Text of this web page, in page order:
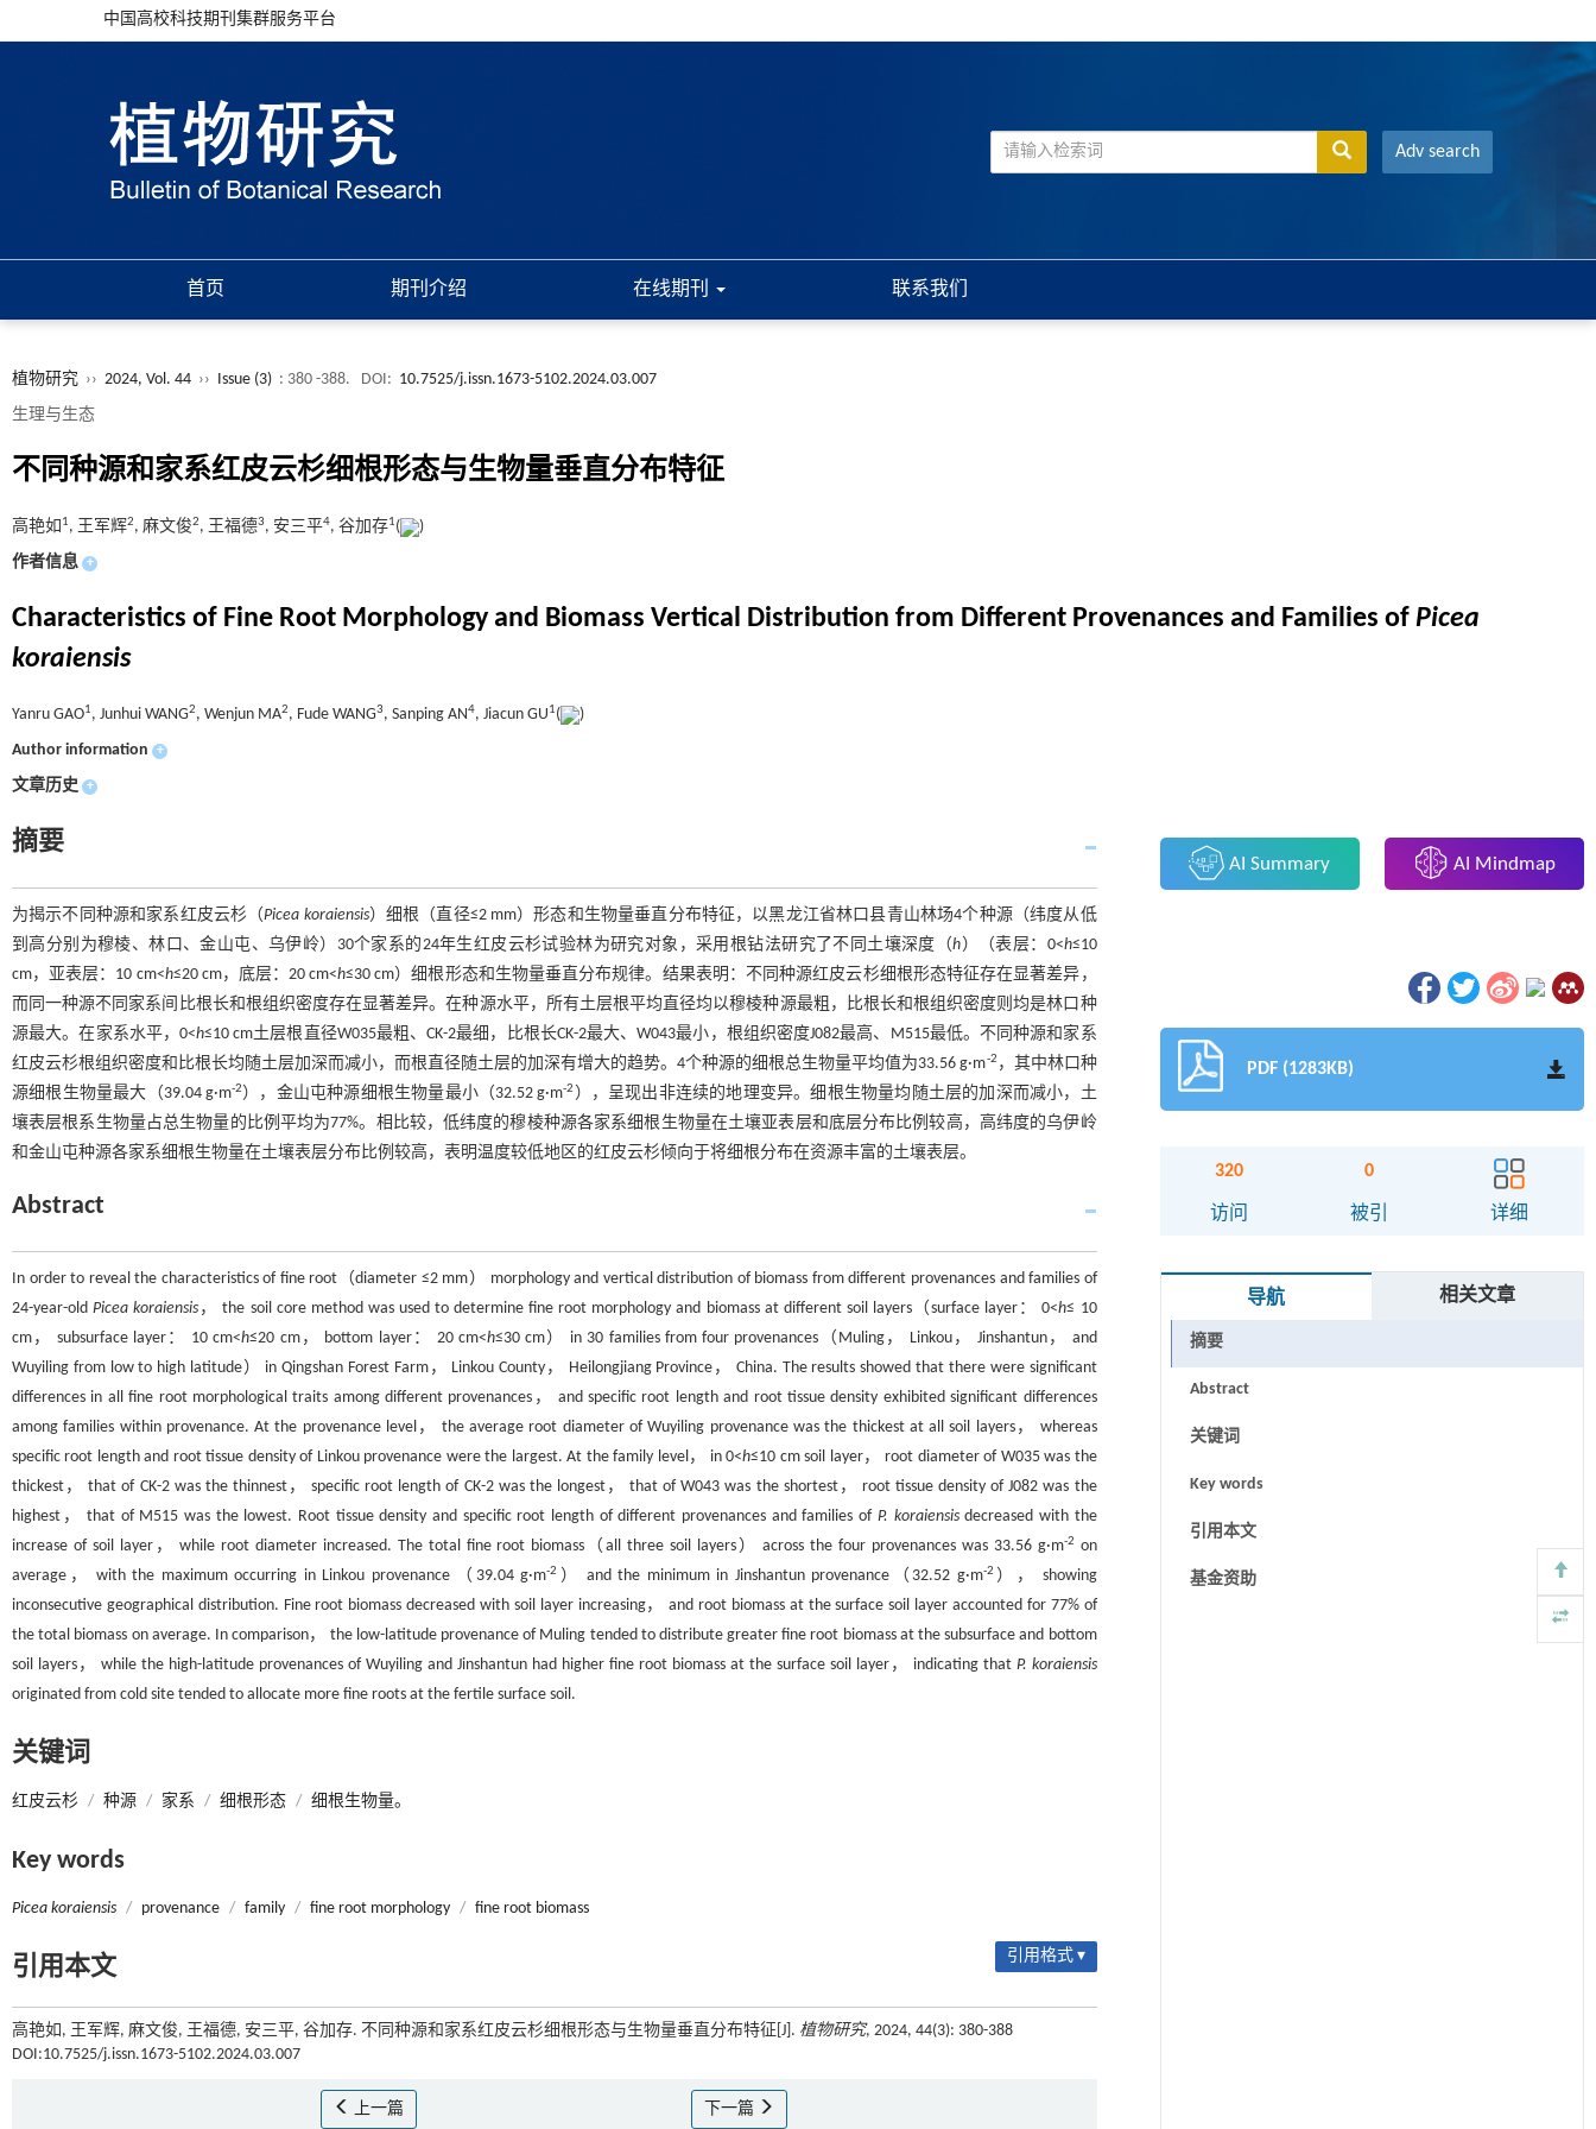
中国高校科技期刊集群服务平台
Adv search
首页 期刊介绍 在线期刊 联系我们
植物研究 ›› 2024, Vol. 44 ›› Issue (3) : 380 -388. DOI: 10.7525/j.issn.1673-5102.2024.03.007
生理与生态
不同种源和家系红皮云杉细根形态与生物量垂直分布特征
高艳如 1, 王军辉2, 麻文俊2, 王福德3, 安三平4, 谷加存1(
)
作者信息 +
Characteristics of Fine Root Morphology and Biomass Vertical Distribution from Different Provenances and Families of Picea
koraiensis
Yanru GAO1, Junhui WANG2, Wenjun MA2, Fude WANG3, Sanping AN4, Jiacun GU1(
)
Author information
+
文章历史 +
摘要
为揭示不同种源和家系红皮云杉（Picea koraiensis）细根（直径≤2 mm）形态和生物量垂直分布特征，以黑龙江省林口县青山林场4个种源（纬度从低
到高分别为穆棱、林口、金山屯、乌伊岭）30个家系的24年生红皮云杉试验林为研究对象，采用根钻法研究了不同土壤深度（h）（表层：0<h≤10
cm，亚表层：10 cm<h≤20 cm，底层：20 cm<h≤30 cm）细根形态和生物量垂直分布规律。结果表明：不同种源红皮云杉细根形态特征存在显著差异，
而同一种源不同家系间比根长和根组织密度存在显著差异。在种源水平，所有土层根平均直径均以穆棱种源最粗，比根长和根组织密度则均是林口种
源最大。在家系水平，0<h≤10 cm土层根直径W035最粗、CK-2最细，比根长CK-2最大、W043最小，根组织密度J082最高、M515最低。不同种源和家系
红皮云杉根组织密度和比根长均随土层加深而减小，而根直径随土层的加深有增大的趋势。4个种源的细根总生物量平均值为33.56 g·m-2 ，其中林口种
源细根生物量最大（39.04 g·m-2），金山屯种源细根生物量最小（32.52 g·m-2 ），呈现出非连续的地理变异。细根生物量均随土层的加深而减小，土
壤表层根系生物量占总生物量的比例平均为77%。相比较，低纬度的穆棱种源各家系细根生物量在土壤亚表层和底层分布比例较高，高纬度的乌伊岭
和金山屯种源各家系细根生物量在土壤表层分布比例较高，表明温度较低地区的红皮云杉倾向于将细根分布在资源丰富的土壤表层。
Abstract
In order to reveal the characteristics of fine root（diameter ≤2 mm） morphology and vertical distribution of biomass from different provenances and families of
24-year-oldPicea koraiensis ， the soil core method was used to determine fine root morphology and biomass at different soil layers（surface layer： 0<h≤ 10
cm， subsurface layer： 10 cm<h≤20 cm， bottom layer： 20 cm<h≤30 cm） in 30 families from four provenances（Muling， Linkou， Jinshantun， and
Wuyiling from low to high latitude） in Qingshan Forest Farm， Linkou County， Heilongjiang Province， China. The results showed that there were significant
differences in all fine root morphological traits among different provenances， and specific root length and root tissue density exhibited significant differences
among families within provenance. At the provenance level， the average root diameter of Wuyiling provenance was the thickest at all soil layers， whereas
specific root length and root tissue density of Linkou provenance were the largest. At the family level， in 0<h≤10 cm soil layer， root diameter of W035 was the
thickest， that of CK-2 was the thinnest， specific root length of CK-2 was the longest， that of W043 was the shortest， root tissue density of J082 was the
highest， that of M515 was the lowest. Root tissue density and specific root length of different provenances and families of P. koraiensisdecreased with the
increase of soil layer， while root diameter increased. The total fine root biomass（all three soil layers） across the four provenances was 33.56 g·m-2 on
average， with the maximum occurring in Linkou provenance （39.04 g·m-2 ） and the minimum in Jinshantun provenance（32.52 g·m-2 ）， showing
inconsecutive geographical distribution. Fine root biomass decreased with soil layer increasing， and root biomass at the surface soil layer accounted for 77% of
the total biomass on average. In comparison， the low-latitude provenance of Muling tended to distribute greater fine root biomass at the subsurface and bottom
soil layers， while the high-latitude provenances of Wuyiling and Jinshantun had higher fine root biomass at the surface soil layer， indicating that P. koraiensis
originated from cold site tended to allocate more fine roots at the fertile surface soil.
关键词
红皮云杉 / 种源 / 家系 / 细根形态 / 细根生物量。
Key words
Picea koraiensis / provenance / family / fine root morphology / fine root biomass
引用本文 引用格式 ▾
高艳如, 王军辉, 麻文俊, 王福德, 安三平, 谷加存. 不同种源和家系红皮云杉细根形态与生物量垂直分布特征[J]. 植物研究, 2024, 44(3): 380-388
DOI:10.7525/j.issn.1673-5102.2024.03.007
上一篇 下一篇
AI Summary AI Mindmap
PDF (1283KB)
320
访问
0
被引 详细
导航 相关文章
摘要
Abstract
关键词
Key words
引用本文
基金资助